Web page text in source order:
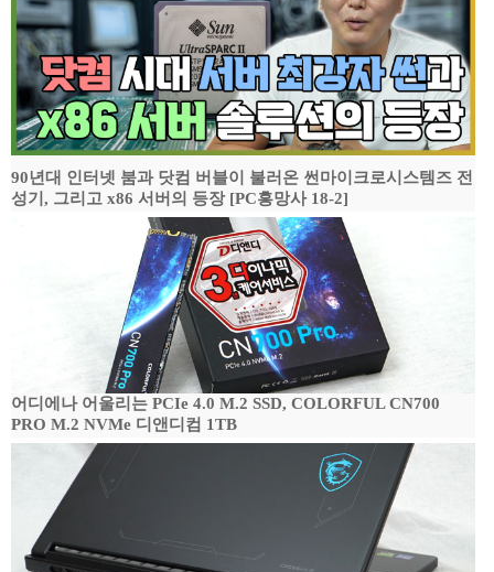
90년대 인터넷 붐과 닷컴 버블이 불러온 썬마이크로시스템즈 전
성기, 그리고 x86 서버의 등장 [PC흥망사 18-2]
어디에나 어울리는 PCIe 4.0 M.2 SSD, COLORFUL CN700
PRO M.2 NVMe 디앤디컴 1TB